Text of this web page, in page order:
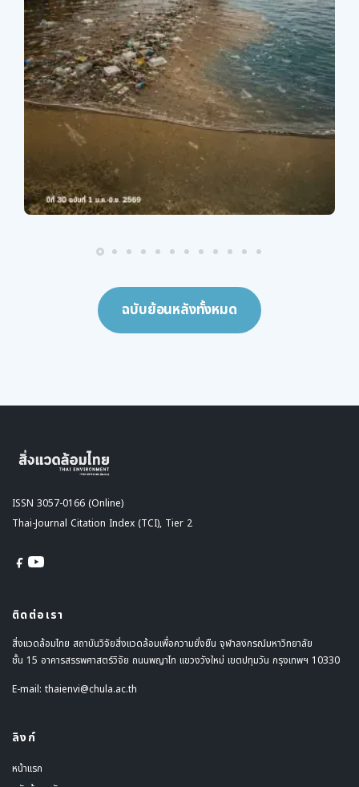
ฉบับย้อนหลังทั้งหมด
ISSN 3057-0166 (Online)
Thai-Journal Citation Index (TCI), Tier 2
ติดต่อเรา
สิ่งแวดล้อมไทย สถาบันวิจัยสิ่งแวดล้อมเพื่อความยั่งยืน จุฬาลงกรณ์มหาวิทยาลัย
ชั้น 15 อาคารสรรพศาสตร์วิจัย ถนนพญาไท แขวงวังใหม่ เขตปทุมวัน กรุงเทพฯ 10330
E-mail: thaienvi@chula.ac.th
ลิงก์
หน้าแรก